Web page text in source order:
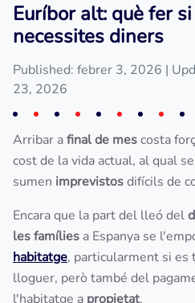
Euríbor alt: què fer si
necessites diners
Published: febrer 3, 2026 |
23, 2026
Arribar afinal de mescosta
cost de la vida actual, al qual
sumen imprevistosdifícils de
Encara que la part del lleó del
les famílies a Espanya se
habitatge, particularment si es
lloguer, però també del
l'habitatge a propietat.